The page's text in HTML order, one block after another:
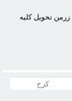
زرمن تحويل کليه
کرج